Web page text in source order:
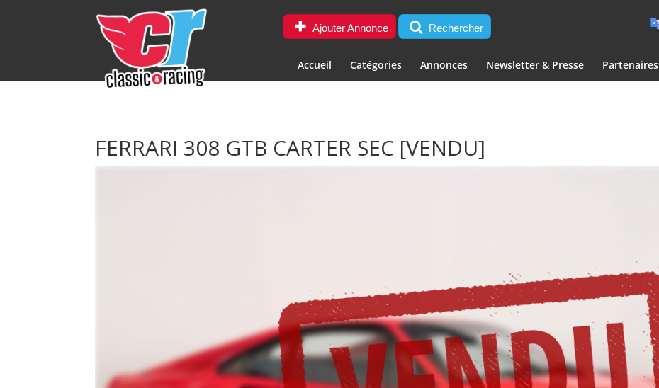
Ajouter Annonce Rechercher
Accueil Catégories Annonces Newsletter & Presse Partenaires
FERRARI 308 GTB CARTER SEC [VENDU]